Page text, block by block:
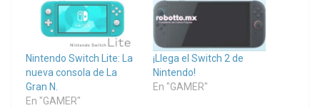
Nintendo Switch Lite: La
nueva consola de La
Gran N.
En "GAMER"
¡Llega el Switch 2 de
Nintendo!
En "GAMER"